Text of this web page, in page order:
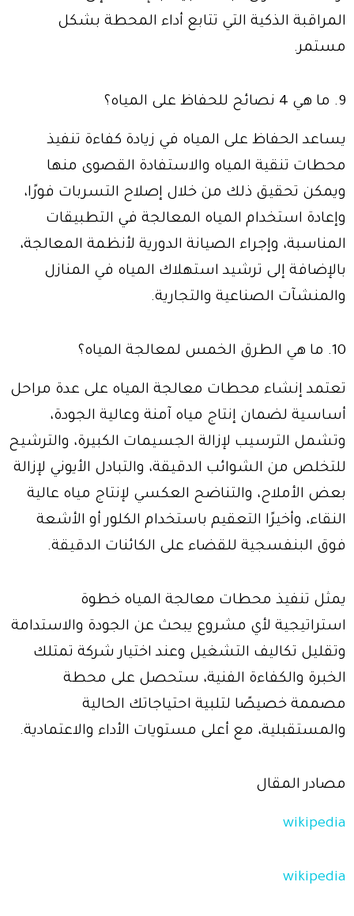
المراقبة الذكية التي تتابع أداء المحطة بشكل
مستمر.
9. ما هي 4 نصائح للحفاظ على المياه؟
يساعد الحفاظ على المياه في زيادة كفاءة تنفيذ
محطات تنقية المياه والاستفادة القصوى منها
ويمكن تحقيق ذلك من خلال إصلاح التسربات فورًا،
وإعادة استخدام المياه المعالجة في التطبيقات
المناسبة، وإجراء الصيانة الدورية لأنظمة المعالجة،
بالإضافة إلى ترشيد استهلاك المياه في المنازل
والمنشآت الصناعية والتجارية.
10. ما هي الطرق الخمس لمعالجة المياه؟
تعتمد إنشاء محطات معالجة المياه على عدة مراحل
أساسية لضمان إنتاج مياه آمنة وعالية الجودة،
وتشمل الترسيب لإزالة الجسيمات الكبيرة، والترشيح
للتخلص من الشوائب الدقيقة، والتبادل الأيوني لإزالة
بعض الأملاح، والتناضح العكسي لإنتاج مياه عالية
النقاء، وأخيرًا التعقيم باستخدام الكلور أو الأشعة
فوق البنفسجية للقضاء على الكائنات الدقيقة.
يمثل تنفيذ محطات معالجة المياه خطوة
استراتيجية لأي مشروع يبحث عن الجودة والاستدامة
وتقليل تكاليف التشغيل وعند اختيار شركة تمتلك
الخبرة والكفاءة الفنية، ستحصل على محطة
مصممة خصيصًا لتلبية احتياجاتك الحالية
والمستقبلية، مع أعلى مستويات الأداء والاعتمادية.
مصادر المقال
wikipedia
wikipedia